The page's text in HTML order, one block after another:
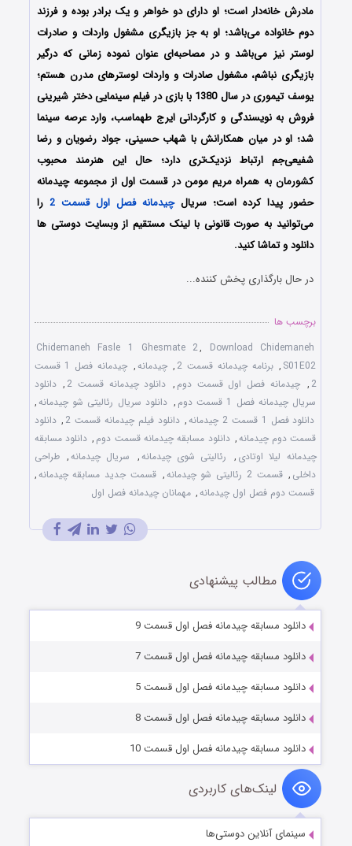
مادرش خانه‌دار است؛ او دارای دو خواهر و یک برادر بوده و فرزند
دوم خانواده می‌باشد؛ او به جز بازیگری مشغول واردات و صادرات
لوستر نیز می‌باشد و در مصاحبه‌ای عنوان نموده زمانی که درگیر
بازیگری نباشم، مشغول صادرات و واردات لوسترهای مدرن هستم؛
یوسف تیموری در سال 1380 با بازی در فیلم سینمایی دختر شیرینی
فروش به نویسندگی و کارگردانی ایرج طهماسب، وارد عرصه سینما
شد؛ او در میان همکارانش با شهاب حسینی، جواد رضویان و رضا
شفیعی‌جم ارتباط نزدیک‌تری دارد؛ حال این هنرمند محبوب
کشورمان به همراه مریم مومن در قسمت اول از مجموعه چیدمانه
حضور پیدا کرده است؛ سریالچیدمانه فصل اول قسمت 2
را
می‌توانید به صورت قانونی با لینک مستقیم از وبسایت دوستی ها
دانلود و تماشا کنید.
در حال بارگذاری پخش کننده...
برچسب ها
Chidemaneh Fasle 1 Ghesmate 2, Download Chidemaneh
S01E02
, برنامه چیدمانه قسمت 2 , چیدمانه,
چیدمانه فصل 1 قسمت
2
, چیدمانه فصل اول قسمت دوم , دانلود چیدمانه قسمت 2 , دانلود
سریال چیدمانه فصل 1 قسمت دوم
, دانلود سریال رئالیتی شو چیدمانه,
دانلود فصل 1 قسمت 2 چیدمانه
, دانلود فیلم چیدمانه قسمت 2 , دانلود
قسمت دوم چیدمانه, دانلود مسابقه چیدمانه قسمت دوم , دانلود مسابقه
چیدمانه لیلا اوتادی , رئالیتی شوی چیدمانه, سریال چیدمانه, طراحی
داخلی , قسمت 2 رئالیتی شو چیدمانه , قسمت جدید مسابقه چیدمانه,
قسمت دوم فصل اول چیدمانه, مهمانان چیدمانه فصل اول
مطالب پیشنهادی
دانلود مسابقه چیدمانه فصل اول قسمت 9
دانلود مسابقه چیدمانه فصل اول قسمت 7
دانلود مسابقه چیدمانه فصل اول قسمت 5
دانلود مسابقه چیدمانه فصل اول قسمت 8
دانلود مسابقه چیدمانه فصل اول قسمت 10
لینک‌های کاربردی
سینمای آنلاین دوستی‌ها